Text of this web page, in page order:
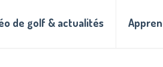
de golf & actualités